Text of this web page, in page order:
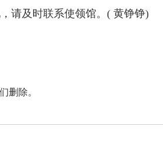
请及时联系使领馆。( 黄铮铮)
删除。